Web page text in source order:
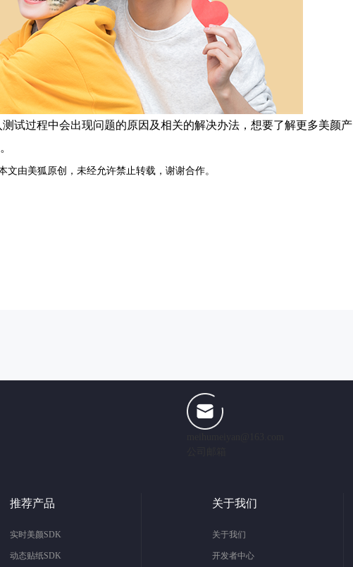
测试过程中会出现问题的原因及相关的解决办法，想要了解更多美颜产
文由美狐原创，未经允许禁止转载，谢谢合作。
推荐产品
实时美颜SDK
动态贴纸SDK
关于我们
关于我们
开发者中心